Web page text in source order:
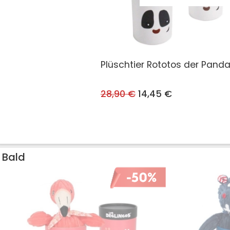
Plüschtier Rototos der Panda
28,90 €14,45 €
Bald